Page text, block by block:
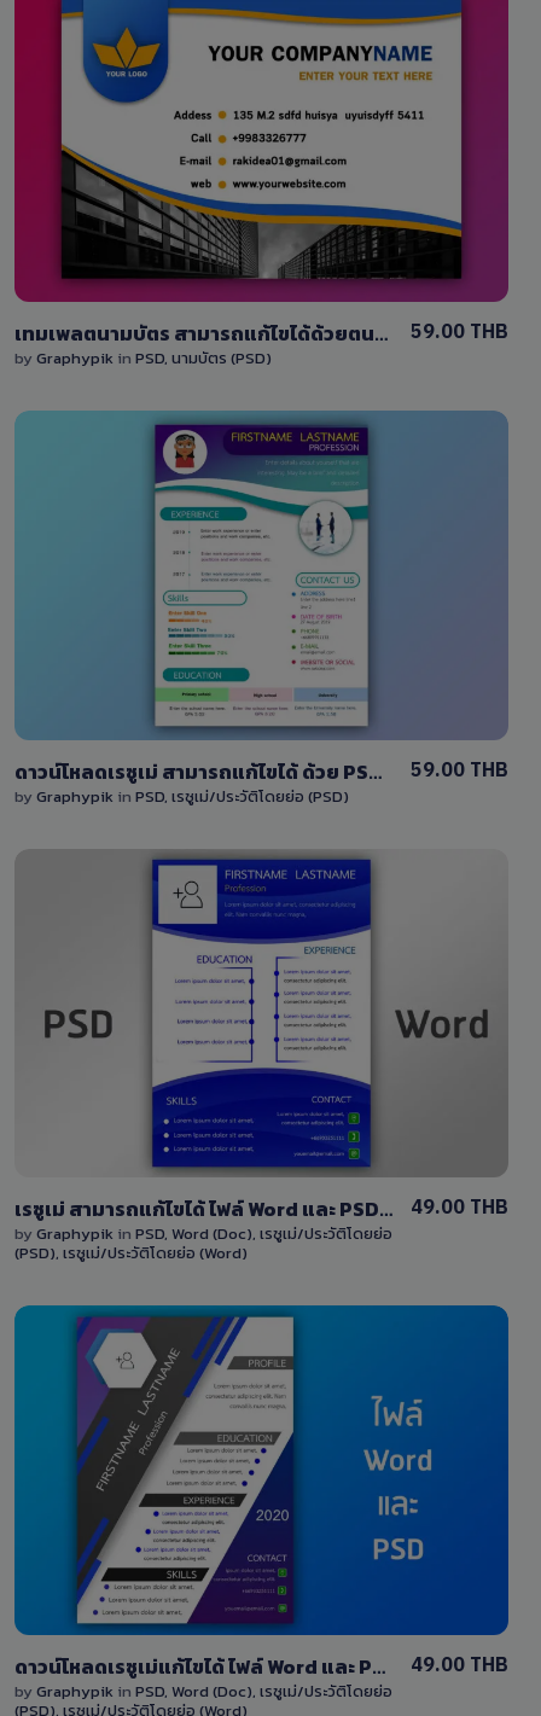
View Details
0 Sale
เทมเพลตนามบัตร สามารถแก้ไขได้ด้วยตนเอง พร้อมไฟล์ PSD
by Graphypik in PSD, นามบัตร (PSD)
59.00 THB
View Details
0 Sale
ดาวน์โหลดเรซูเม่ สามารถแก้ไขได้ ด้วย PSD ออกแบบด้วยโทนสีเขียว-สีน้ำเงิน Download Resume template design
by Graphypik in PSD, เรซูเม่/ประวัติโดยย่อ (PSD)
59.00 THB
View Details
0 Sale
เรซูเม่ สามารถแก้ไขได้ ไฟล์ Word และ PSD ออกแบบด้วยสีสีน้ำเงิน download Resume template design
by Graphypik in PSD, Word (Doc), เรซูเม่/ประวัติโดยย่อ
(PSD), เรซูเม่/ประวัติโดยย่อ (Word)
49.00 THB
View Details
2 Sales
ดาวน์โหลดเรซูเม่แก้ไขได้ ไฟล์ Word และ PSD ออกแบบด้วยสีม่วง-สีน้ำเงิน-สีเทา / download Resume template
by Graphypik in PSD, Word (Doc), เรซูเม่/ประวัติโดยย่อ
(PSD), เรซูเม่/ประวัติโดยย่อ (Word)
49.00 THB